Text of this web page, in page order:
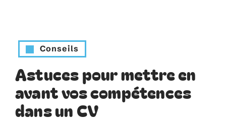
Conseils
Astuces pour mettre en
avant vos compétences
dans un CV